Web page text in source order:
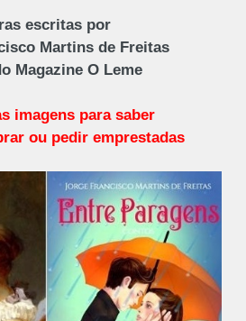
escritas por
Martins de Freitas
Magazine O Leme
imagens para saber
ou pedir emprestadas